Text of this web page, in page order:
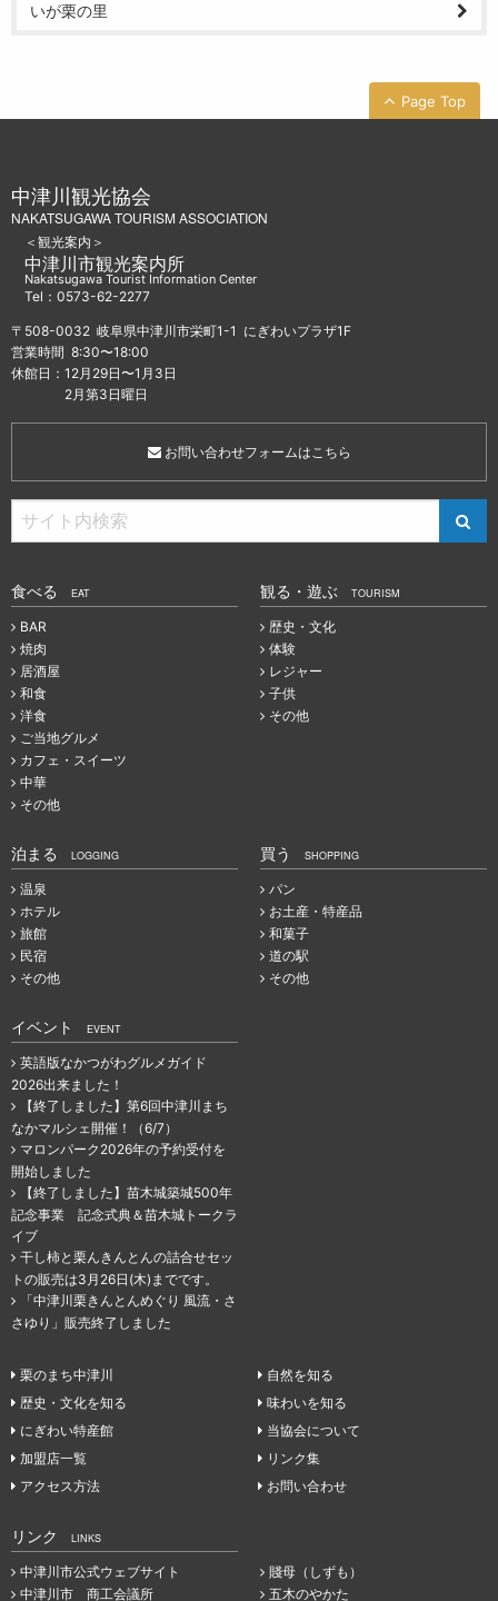
いが栗の里
Page Top
中津川観光協会
NAKATSUGAWA TOURISM ASSOCIATION
＜観光案内＞
中津川市観光案内所
Nakatsugawa Tourist Information Center
Tel：0573-62-2277
〒508-0032 岐阜県中津川市栄町1-1 にぎわいプラザ1F
営業時間 8:30〜18:00
休館日：12月29日〜1月3日
2月第3日曜日
お問い合わせフォームはこちら
食べる EAT
BAR
焼肉
居酒屋
和食
洋食
ご当地グルメ
カフェ・スイーツ
中華
その他
観る・遊ぶ TOURISM
歴史・文化
体験
レジャー
子供
その他
泊まる LOGGING
温泉
ホテル
旅館
民宿
その他
買う SHOPPING
パン
お土産・特産品
和菓子
道の駅
その他
イベント EVENT
英語版なかつがわグルメガイド
2026出来ました！
【終了しました】第6回中津川まち
なかマルシェ開催！（6/7）
マロンパーク2026年の予約受付を
開始しました
【終了しました】苗木城築城500年
記念事業 記念式典＆苗木城トークラ
イブ
干し柿と栗んきんとんの詰合せセッ
トの販売は3月26日(木)までです。
「中津川栗きんとんめぐり 風流・さ
さゆり」販売終了しました
栗のまち中津川
自然を知る
歴史・文化を知る
味わいを知る
にぎわい特産館
当協会について
加盟店一覧
リンク集
アクセス方法
お問い合わせ
リンク LINKS
中津川市公式ウェブサイト
中津川市 商工会議所
賤母（しずも）
五木のやかた